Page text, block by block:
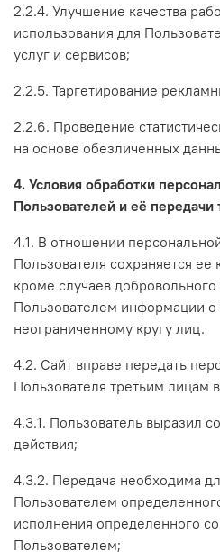
2.2.4. Улучшение качества
использования для
услуг и сервисов;
2.2.5. Таргетирование
2.2.6. Проведение
на основе обезличенных
4. Условия обработки
Пользователей и её передачи
4.1. В отношении
Пользователя сохраняется
кроме случаев
Пользователем информации о
неограниченному кругу лиц.
4.2. Сайт вправе передать
Пользователя третьим лицам
4.3.1. Пользователь выразил
действия;
4.3.2. Передача необходима
Пользователем
исполнения определенного
Пользователем;